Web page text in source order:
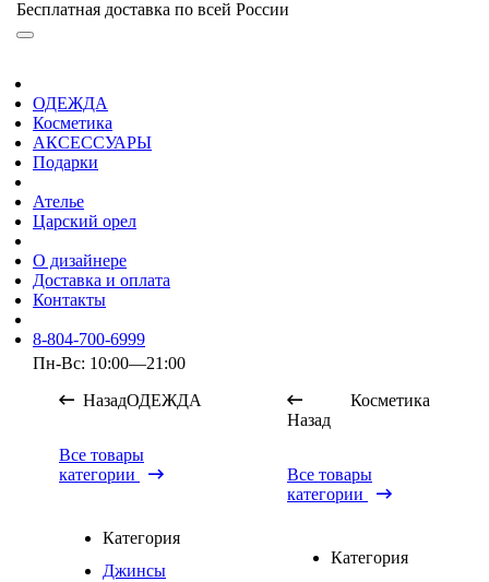
Бесплатная доставка по всей России
ОДЕЖДА
Косметика
АКСЕССУАРЫ
Подарки
Ателье
Царский орел
О дизайнере
Доставка и оплата
Контакты
8-804-700-6999
Пн-Вс: 10:00—21:00
НазадОДЕЖДА
Все товары
категории
Категория
Джинсы
Назад
Косметика
Все товары
категории
Категория